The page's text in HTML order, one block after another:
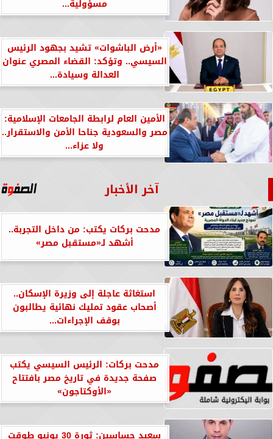
مسؤولية...
«أرض الباشوات» تشيد بجهود الرئيس
السيسي.. وتؤكد: القضاء المصري عنوان
العدالة وسيادة...
الأمين العام لرابطة الجامعات الإسلامية:
مصر والسعودية جناحا الأمن والاستقرار..
ولا عزاء...
آخر الأخبار
مدحت بركات يكتب: من داخل التجربة..
أشهد لـ«مستقبل مصر»
استغاثة عاجلة إلى وزيرة الإسكان..
أصحاب عقود تمليك نهائية يطالبون
بوقف الإجراءات...
مدحت بركات: الرئيس السيسي يكتب
صفحة جديدة في تاريخ مصر بافتتاح
«الأوكتاجون»
سعيد حساسين: ثورة 30 يونيو طوقت